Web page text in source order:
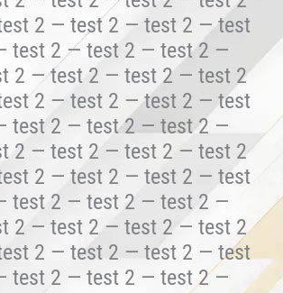
2 — test 2 — test 2 — test
test 2 — test 2 — test 2 —
2 — test 2 — test 2 — test 2
2 — test 2 — test 2 — test
test 2 — test 2 — test 2 —
2 — test 2 — test 2 — test 2
2 — test 2 — test 2 — test
test 2 — test 2 — test 2 —
2 — test 2 — test 2 — test 2
2 — test 2 — test 2 — test
test 2 — test 2 — test 2 —